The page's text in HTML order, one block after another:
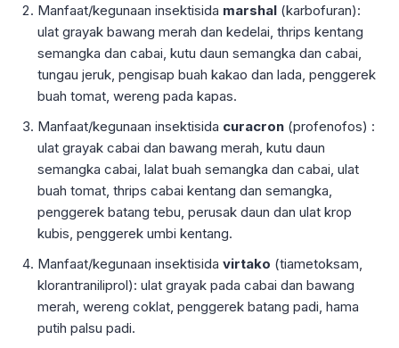
Manfaat/kegunaan insektisida marshal (karbofuran):
ulat grayak bawang merah dan kedelai, thrips kentang
semangka dan cabai, kutu daun semangka dan cabai,
tungau jeruk, pengisap buah kakao dan lada, penggerek
buah tomat, wereng pada kapas.
Manfaat/kegunaan insektisida curacron (profenofos) :
ulat grayak cabai dan bawang merah, kutu daun
semangka cabai, lalat buah semangka dan cabai, ulat
buah tomat, thrips cabai kentang dan semangka,
penggerek batang tebu, perusak daun dan ulat krop
kubis, penggerek umbi kentang.
Manfaat/kegunaan insektisidavirtako (tiametoksam,
klorantraniliprol): ulat grayak pada cabai dan bawang
merah, wereng coklat, penggerek batang padi, hama
putih palsu padi.